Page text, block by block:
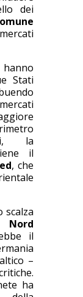
dei
Stati
la
il
, che
scalza
Nord
il
–
ha